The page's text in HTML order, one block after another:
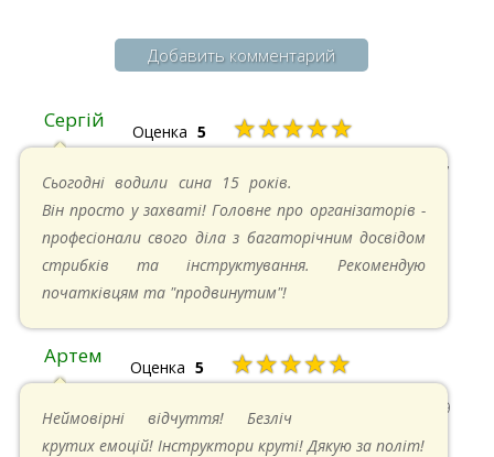
Добавить комментарий
Сергій Оценка 5 ★★★★★
20.04.2025 в 17:07
Сьогодні водили сина 15 років.
Він просто у захваті! Головне про організаторів -
професіонали свого діла з багаторічним досвідом
стрибків та інструктування. Рекомендую
початківцям та "продвинутим"!
Артем Оценка 5 ★★★★★
22.06.2024 в 15:59
Неймовірні відчуття! Безліч
крутих емоцій! Інструктори круті! Дякую за політ!